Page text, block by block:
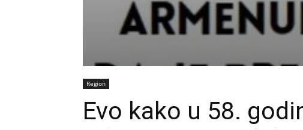
Region
Evo kako u 58.